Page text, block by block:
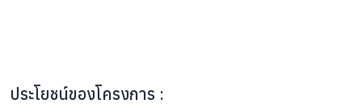
ประโยชน์ของโครงการ :